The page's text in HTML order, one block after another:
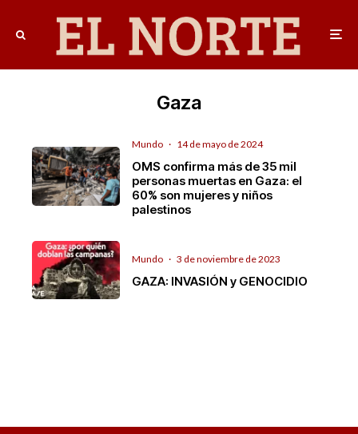
Gaza
Mundo · 14 de mayo de 2024
OMS confirma más de 35 mil
personas muertas en Gaza: el
60% son mujeres y niños
palestinos
Mundo · 3 de noviembre de 2023
GAZA: INVASIÓN y GENOCIDIO